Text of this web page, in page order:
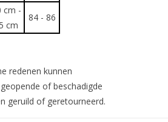
cm -
cm
84 - 86
redenen kunnen
of beschadigde
geruild of geretourneerd.